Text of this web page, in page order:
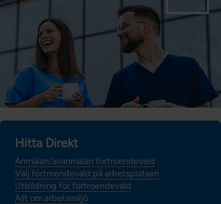
Hitta Direkt
Anmälan/avanmälan förtroendevald
Välj förtroendevald på arbetsplatsen
Utbildning för förtroendevald
Allt om arbetsmiljö